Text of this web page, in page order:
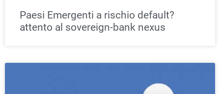
Paesi Emergenti a rischio default?
attento al sovereign-bank nexus